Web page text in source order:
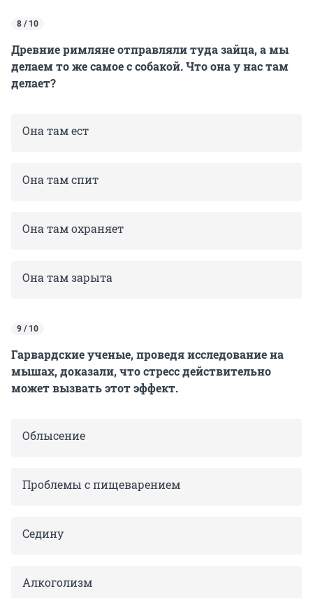
8 / 10
Древние римляне отправляли туда зайца, а мы
делаем то же самое с собакой. Что она у нас там
делает?
Она там ест
Она там спит
Она там охраняет
Она там зарыта
9 / 10
Гарвардские ученые, проведя исследование на
мышах, доказали, что стресс действительно
может вызвать этот эффект.
Облысение
Проблемы с пищеварением
Седину
Алкоголизм